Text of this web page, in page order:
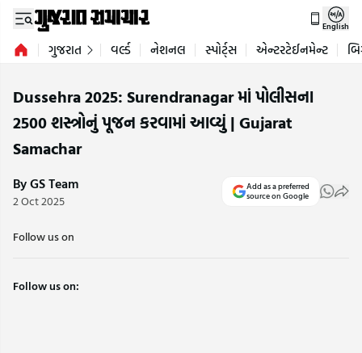
English
ગુજરાત વર્લ્ડ નેશનલ સ્પોર્ટ્સ એન્ટરટેઈનમેન્ટ
Dussehra 2025: Surendranagar માં પોલીસના
2500 શસ્ત્રોનું પૂજન કરવામાં આવ્યું | Gujarat
Samachar
By GS Team
2 Oct 2025
Add as a preferred
source on Google
Follow us on
Follow us on: